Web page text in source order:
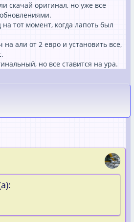
скачай оригинал, но уже все
на тот момент, когда лапоть был
али от 2 евро и установить все,
но все ставится на ура.